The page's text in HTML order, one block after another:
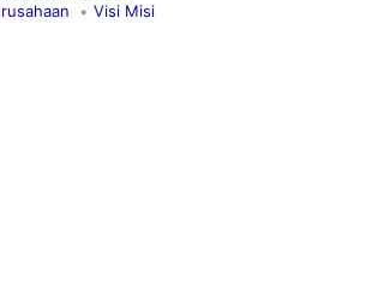
Visi Misi